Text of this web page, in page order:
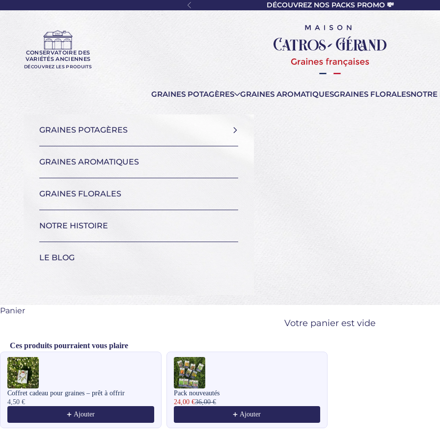
Précédent DÉCOUVREZ NOS PACKS PROMO 💸
Maison Catros-Gérand
CONSERVATOIRE DES
VARIÉTÉS ANCIENNES
DÉCOUVREZ LES PRODUITS
GRAINES POTAGÈRES GRAINES AROMATIQUESGRAINES FLORALESNOTRE
GRAINES POTAGÈRES
GRAINES AROMATIQUES
GRAINES FLORALES
NOTRE HISTOIRE
LE BLOG
Panier
Votre panier est vide
Ces produits pourraient vous plaire
Use the Previous and Next buttons to navigate through product recommendations, or scroll horizontally to view more products.
Coffret cadeau pour graines – prêt à offrir
4,50 €
Ajouter
Pack nouveautés
24,00 €36,00 €
Ajouter